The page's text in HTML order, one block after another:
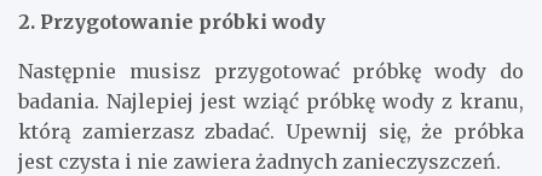
2. Przygotowanie próbki wody
Następnie musisz przygotować próbkę wody do
badania. Najlepiej jest wziąć próbkę wody z kranu,
którą zamierzasz zbadać. Upewnij się, że próbka
jest czysta i nie zawiera żadnych zanieczyszczeń.